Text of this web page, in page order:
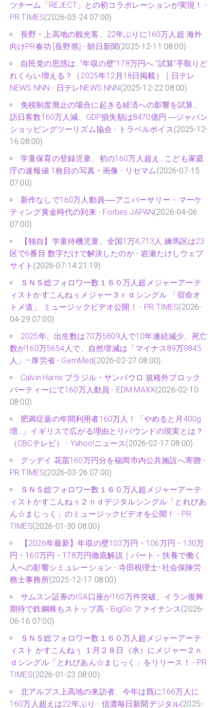
ツチーム「REJECT」との初コラボレーションが実現！ -
PR TIMES(2026-03-24 07:00)
長野・上高地の観光客、22年ぶりに160万人超 海外
向けPR奏功 [長野県] - 朝日新聞(2025-12-11 08:00)
自民党の思惑は…“年収の壁”178万円へ “試算”手取りど
れくらい増える？（2025年12月18日掲載）｜日テレ
NEWS NNN - 日テレNEWS NNN (2025-12-22 08:00)
免税制度廃止の場合に起きる経済への影響を試算、
訪日客数160万人減、GDP損失額は8470億円 ―ジャパン
ショッピングツーリズム協会 - トラベルボイス(2025-12-
16 08:00)
学童保育の登録児童、初の160万人超え…こども家庭
庁の速報値 1枚目の写真・画像 - リセマム(2026-07-15
07:00)
新作なしで160万人動員──アニバーサリー・マーケ
ティング黄金時代の到来 - Forbes JAPAN(2026-04-06
07:00)
【独自】学童待機児童、全国1万4,713人 練馬区は23
区で6番目 数字だけで解決したのか - 岩瀬たけしウェブ
サイト (2026-07-14 21:19)
ＳＮＳ総フォロワー数１６０万人超メジャーアーテ
ィストかすこんねぅメジャー３ｒｄシングル 「宿命オ
トメ道」 ミュージックビデオ公開！ - PR TIMES(2026-
04-29 07:00)
2025年、出生数は70万5809人で10年連続減少、死亡
数が160万5654人で、自然増減は「マイナス89万9845
人」—厚労省 - GemMed(2026-02-27 08:00)
Calvin Harris ブラジル・サンパウロ 規格外ブロック
パーティーにて160万人動員 - EDM MAXX(2026-02-10
08:00)
肥満症薬の年間利用者160万人！「やめると月400g
増…」イギリスで広がる理由とリバウンドの現実とは？
（CBCテレビ） - Yahoo!ニュース(2026-02-17 08:00)
グッデイ 花苗160万円分を福岡市内公共施設へ寄贈 -
PR TIMES(2026-03-26 07:00)
ＳＮＳ総フォロワー数１６０万人超メジャーアーテ
ィストかすこんねぅ２ｎｄデジタルシングル「とれびあ
ん☆まじっく」のミュージックビデオを公開！ - PR
TIMES(2026-01-30 08:00)
【2026年最新】年収の壁103万円・106万円・130万
円・160万円・178万円徹底解説｜パート・扶養で働く
人への影響シミュレーション - 寺田税理士･社会保険労
務士事務所(2025-12-17 08:00)
サムスン証券のISA口座が160万件突破、イラン復興
期待で鉄鋼株もストップ高 - BigGo ファイナンス(2026-
06-16 07:00)
ＳＮＳ総フォロワー数１６０万人超メジャーアーテ
ィスト かすこんねぅ １月２８日（水）にメジャー２ｎ
ｄシングル「とれびあん☆まじっく」をリリース！ - PR
TIMES(2026-01-23 08:00)
北アルプス上高地の来訪者、今年は既に166万人に
160万人超えは22年ぶり - 信濃毎日新聞デジタル(2025-